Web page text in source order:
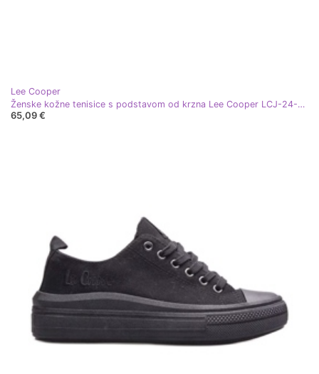
Lee Cooper
Ženske kožne tenisice s podstavom od krzna Lee Cooper LCJ-24-01-2972 Bež
65,09 €